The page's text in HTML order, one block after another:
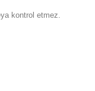
kontrol etmez.